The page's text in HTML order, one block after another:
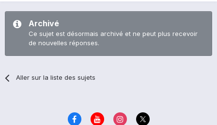
Archivé
Ce sujet est désormais archivé et ne peut plus recevoir
de nouvelles réponses.
Aller sur la liste des sujets